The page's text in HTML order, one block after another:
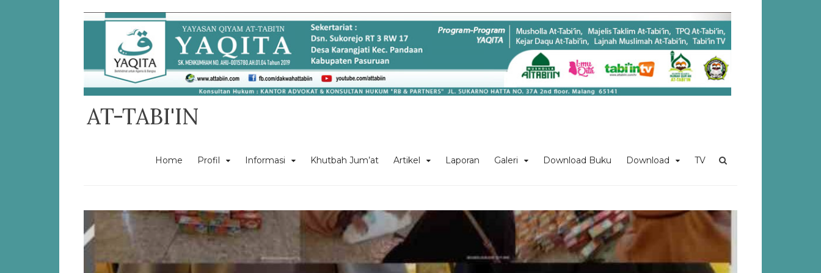
Skip
AT-TABI'IN
Home Profil Informasi Khutbah Jum’at Artikel Laporan Galeri Download Buku Download TV